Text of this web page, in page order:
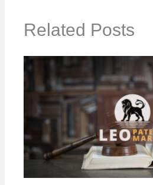
Related Posts